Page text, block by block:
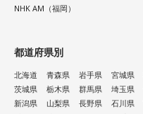
NHK AM（福岡）
都道府県別
北海道 青森県 岩手県 宮城県
茨城県
栃木県 群馬県 埼玉県
新潟県
山梨県 長野県 石川県